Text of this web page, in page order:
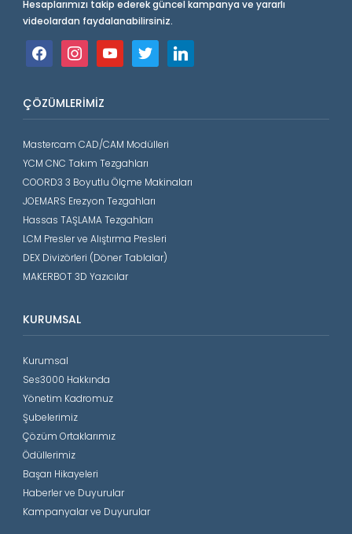
Hesaplarımızı takip ederek güncel kampanya ve yararlı
videolardan faydalanabilirsiniz.
facebookinstagramyoutube twitter linkedin
ÇÖZÜMLERIMIZ
Mastercam CAD/CAM Modülleri
YCM CNC Takım Tezgahları
COORD3 3 Boyutlu Ölçme Makinaları
JOEMARS Erezyon Tezgahları
Hassas TAŞLAMA Tezgahları
LCM Presler ve Alıştırma Presleri
DEX Divizörleri (Döner Tablalar)
MAKERBOT 3D Yazıcılar
KURUMSAL
Kurumsal
Ses3000 Hakkında
Yönetim Kadromuz
Şubelerimiz
Çözüm Ortaklarımız
Ödüllerimiz
Başarı Hikayeleri
Haberler ve Duyurular
Kampanyalar ve Duyurular